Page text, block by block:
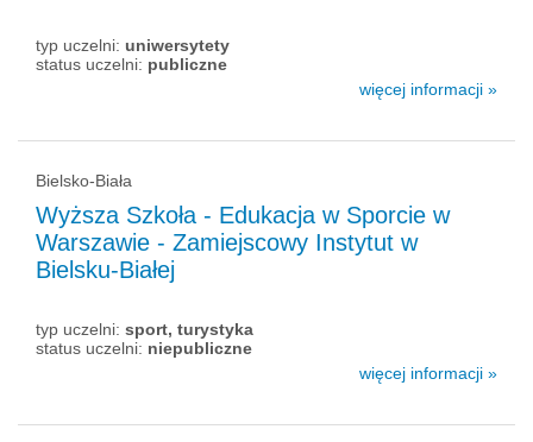
typ uczelni: uniwersytety
status uczelni: publiczne
więcej informacji »
Bielsko-Biała
Wyższa Szkoła - Edukacja w Sporcie w
Warszawie - Zamiejscowy Instytut w
Bielsku-Białej
typ uczelni: sport, turystyka
status uczelni: niepubliczne
więcej informacji »